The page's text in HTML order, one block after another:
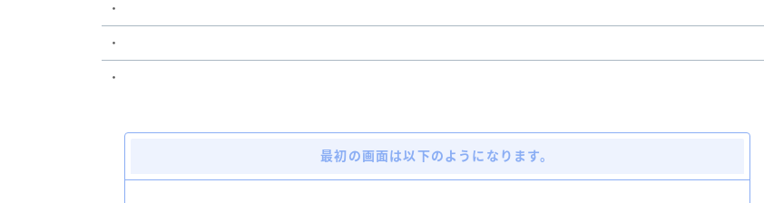
・
・
・
最初の画面は以下のようになります。